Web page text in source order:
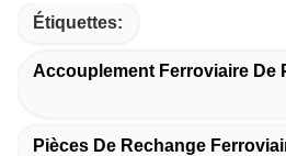
Étiquettes:
Accouplement Ferroviaire De
Pièces De Rechange